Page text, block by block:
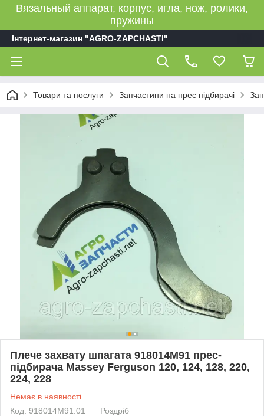
Вязальный аппарат, корпус, игла, нож, ролики,
пружины
Інтернет-магазин "AGRO-ZAPCHASTI"
Товари та послуги Запчастини на прес підбирачі
Плече захвату шпагата 918014M91 прес-
підбирача Massey Ferguson 120, 124, 128, 220,
224, 228
Немає в наявності
Код: 918014M91.01
Роздріб